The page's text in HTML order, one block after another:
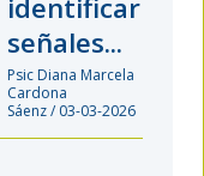
identificar
señales...
Psic Diana Marcela
Cardona
Sáenz / 03-03-2026